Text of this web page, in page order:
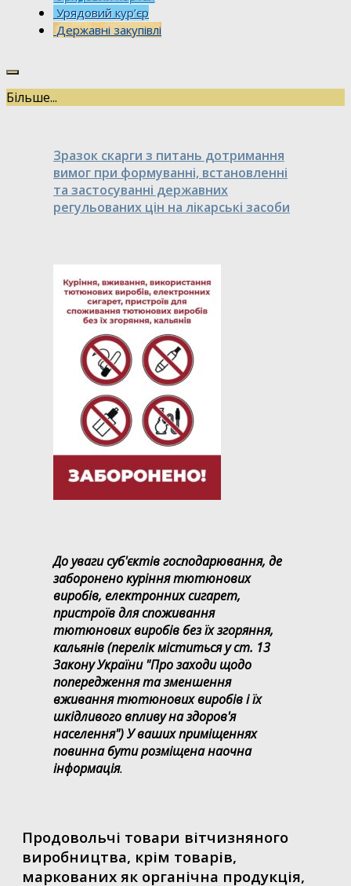
Урядовий кур’єр
Державні закупівлі
Більше...
Зразок скарги з питань дотримання
вимог при формуванні, встановленні
та застосуванні державних
регульованих цін на лікарські засоби
До уваги суб'єктів господарювання, де
заборонено куріння тютюнових
виробів, електронних сигарет,
пристроїв для споживання
тютюнових виробів без їх згоряння,
кальянів (перелік міститься у ст. 13
Закону України "Про заходи щодо
попередження та зменшення
вживання тютюнових виробів і їх
шкідливого впливу на здоров'я
населення") У ваших приміщеннях
повинна бути розміщена наочна
інформація.
Продовольчі товари вітчизняного
виробництва, крім товарів,
маркованих як органічна продукція,